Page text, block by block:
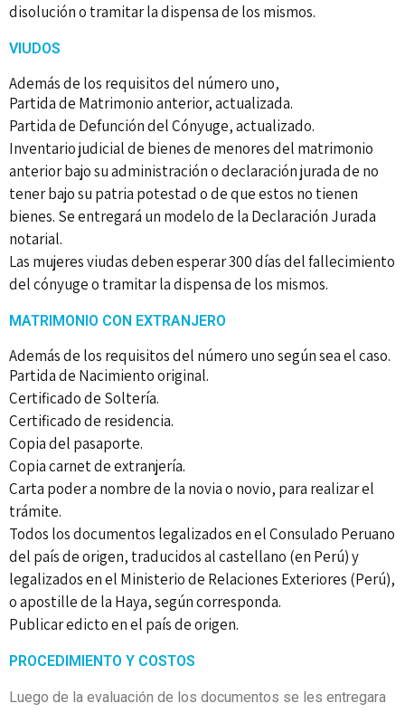
disolución o tramitar la dispensa de los mismos.
VIUDOS
Además de los requisitos del número uno,
Partida de Matrimonio anterior, actualizada.
Partida de Defunción del Cónyuge, actualizado.
Inventario judicial de bienes de menores del matrimonio
anterior bajo su administración o declaración jurada de no
tener bajo su patria potestad o de que estos no tienen
bienes. Se entregará un modelo de la Declaración Jurada
notarial.
Las mujeres viudas deben esperar 300 días del fallecimiento
del cónyuge o tramitar la dispensa de los mismos.
MATRIMONIO CON EXTRANJERO
Además de los requisitos del número uno según sea el caso.
Partida de Nacimiento original.
Certificado de Soltería.
Certificado de residencia.
Copia del pasaporte.
Copia carnet de extranjería.
Carta poder a nombre de la novia o novio, para realizar el
trámite.
Todos los documentos legalizados en el Consulado Peruano
del país de origen, traducidos al castellano (en Perú) y
legalizados en el Ministerio de Relaciones Exteriores (Perú),
o apostille de la Haya, según corresponda.
Publicar edicto en el país de origen.
PROCEDIMIENTO Y COSTOS
Luego de la evaluación de los documentos se les entregara